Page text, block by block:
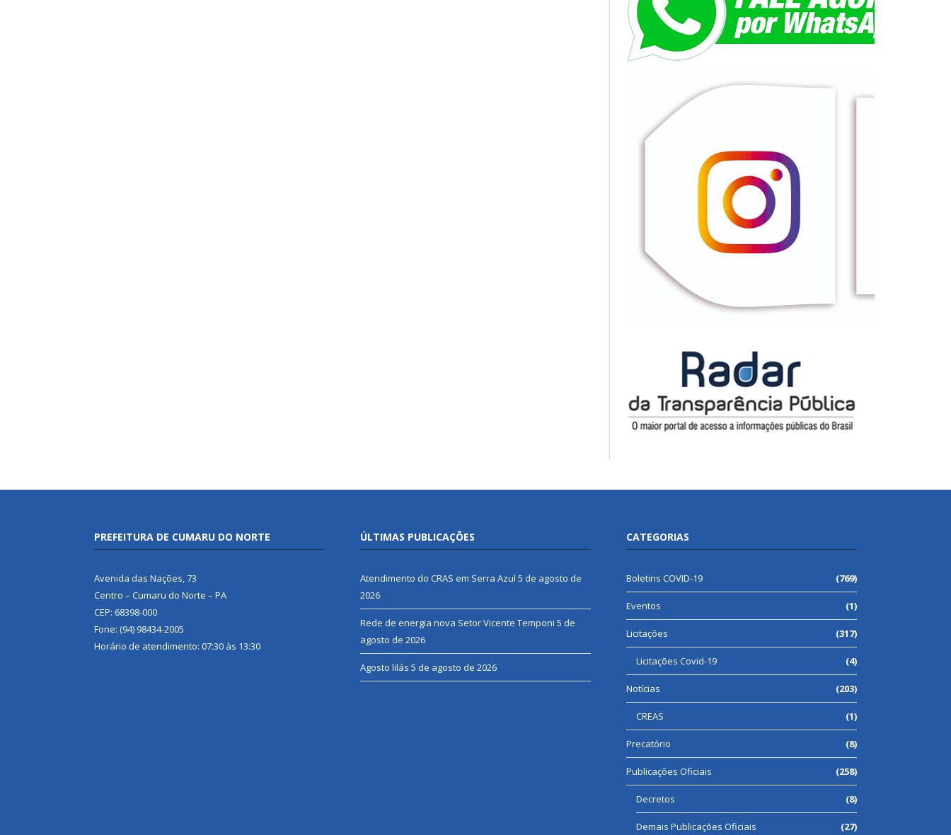
PREFEITURA DE CUMARU DO NORTE
Avenida das Nações, 73
Centro – Cumaru do Norte – PA
CEP: 68398-000
Fone: (94) 98434-2005
Horário de atendimento: 07:30 às 13:30
ÚLTIMAS PUBLICAÇÕES
Atendimento do CRAS em Serra Azul 5 de agosto de
2026
Rede de energia nova Setor Vicente Temponi 5 de
agosto de 2026
Agosto lilás 5 de agosto de 2026
CATEGORIAS
Boletins COVID-19 (769)
Eventos (1)
Licitações (317)
Licitações Covid-19 (4)
Notícias (203)
CREAS (1)
Precatório (8)
Publicações Oficiais (258)
Decretos (8)
Demais Publicações Oficiais (27)